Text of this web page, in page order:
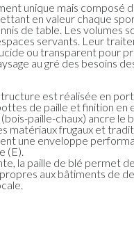
unique mais composé
en valeur chaque
de table. Les volumes
servants. Leur
ou transparent pour
au gré des besoins
est réalisée en
de paille et finition en
paille-chaux) ancre le
matériaux frugaux et
une enveloppe
(E).
la paille de blé permet
aux bâtiments de